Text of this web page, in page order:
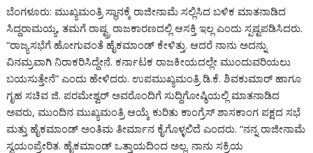
ಬೆಂಗಳೂರು: ಮುಖ್ಯಮಂತ್ರಿ ಸ್ಥಾನಕ್ಕೆ ರಾಜೀನಾಮೆ ಸಲ್ಲಿಸಿದ ಬಳಿಕ ಮಾತನಾಡಿದ
ಸಿದ್ದರಾಮಯ್ಯ, ತಮಗೆ ರಾಷ್ಟ್ರ ರಾಜಕಾರಣದಲ್ಲಿ ಆಸಕ್ತಿ ಇಲ್ಲ ಎಂದು ಸ್ಪಷ್ಟಪಡಿಸಿದರು.
“ರಾಜ್ಯಸಭೆಗೆ ಹೋಗುವಂತೆ ಹೈಕಮಾಂಡ್ ಕೇಳಿತ್ತು. ಆದರೆ ನಾನು ಅದನ್ನು
ವಿನಮ್ರವಾಗಿ ನಿರಾಕರಿಸಿದ್ದೇನೆ. ಕರ್ನಾಟಕ ರಾಜಕೀಯದಲ್ಲೇ ಮುಂದುವರಿಯಲು
ಬಯಸುತ್ತೇನೆ” ಎಂದು ಹೇಳಿದರು. ಉಪಮುಖ್ಯಮಂತ್ರಿ ಡಿ.ಕೆ. ಶಿವಕುಮಾರ್ ಹಾಗೂ
ಗೃಹ ಸಚಿವ ಜಿ. ಪರಮೇಶ್ವರ್ ಅವರೊಂದಿಗೆ ಸುದ್ದಿಗೋಷ್ಠಿಯಲ್ಲಿ ಮಾತನಾಡಿದ
ಅವರು, ಮುಂದಿನ ಮುಖ್ಯಮಂತ್ರಿ ಆಯ್ಕೆ ಕುರಿತು ಕಾಂಗ್ರೆಸ್ ಶಾಸಕಾಂಗ ಪಕ್ಷದ ಸಭೆ
ಮತ್ತು ಹೈಕಮಾಂಡ್ ಅಂತಿಮ ತೀರ್ಮಾನ ಕೈಗೊಳ್ಳಲಿದೆ ಎಂದರು. “ನನ್ನ ರಾಜೀನಾಮೆ
ಸ್ವಯಂಪ್ರೇರಿತ. ಹೈಕಮಾಂಡ್ ಒತ್ತಾಯದಿಂದ ಅಲ್ಲ. ನಾನು ಸಕ್ರಿಯ